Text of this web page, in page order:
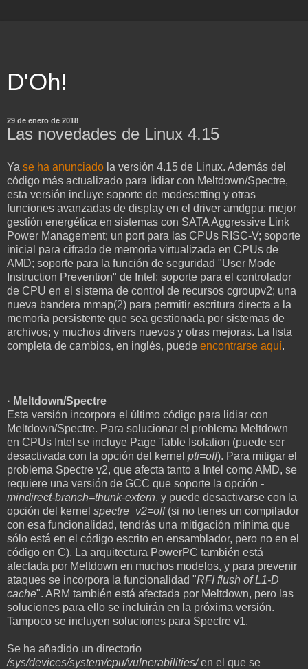
D'Oh!
29 de enero de 2018
Las novedades de Linux 4.15
Ya se ha anunciado la versión 4.15 de Linux. Además del
código más actualizado para lidiar con Meltdown/Spectre,
esta versión incluye soporte de modesetting y otras
funciones avanzadas de display en el driver amdgpu; mejor
gestión energética en sistemas con SATA Aggressive Link
Power Management; un port para las CPUs RISC-V; soporte
inicial para cifrado de memoria virtualizada en CPUs de
AMD; soporte para la función de seguridad "User Mode
Instruction Prevention" de Intel; soporte para el controlador
de CPU en el sistema de control de recursos cgroupv2; una
nueva bandera mmap(2) para permitir escritura directa a la
memoria persistente que sea gestionada por sistemas de
archivos; y muchos drivers nuevos y otras mejoras. La lista
completa de cambios, en inglés, puede encontrarse aquí.
· Meltdown/Spectre
Esta versión incorpora el último código para lidiar con
Meltdown/Spectre. Para solucionar el problema Meltdown
en CPUs Intel se incluye Page Table Isolation (puede ser
desactivada con la opción del kernel pti=off). Para mitigar el
problema Spectre v2, que afecta tanto a Intel como AMD, se
requiere una versión de GCC que soporte la opción -
mindirect-branch=thunk-extern, y puede desactivarse con la
opción del kernel spectre_v2=off(si no tienes un compilador
con esa funcionalidad, tendrás una mitigación mínima que
sólo está en el código escrito en ensamblador, pero no en el
código en C). La arquitectura PowerPC también está
afectada por Meltdown en muchos modelos, y para prevenir
ataques se incorpora la funcionalidad "RFI flush of L1-D
cache". ARM también está afectada por Meltdown, pero las
soluciones para ello se incluirán en la próxima versión.
Tampoco se incluyen soluciones para Spectre v1.
Se ha añadido un directorio
/sys/devices/system/cpu/vulnerabilities/en el que se